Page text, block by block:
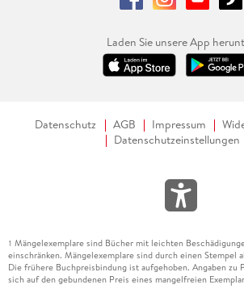
Laden Sie unsere App
Datenschutz AGB Impressum
Datenschutzeinstellungen
1 Mängelexemplare sind Bücher mit leichten
einschränken. Mängelexemplare sind durch einen Stempel
Die frühere Buchpreisbindung ist aufgehoben. Angaben zu
sich auf den gebundenen Preis eines mangelfreien